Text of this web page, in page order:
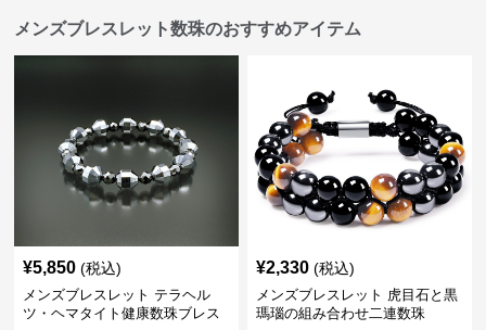
メンズブレスレット数珠のおすすめアイテム
¥5,850 (税込)
メンズブレスレット テラヘル
ツ・ヘマタイト健康数珠ブレス
¥2,330 (税込)
メンズブレスレット 虎目石と黒
瑪瑙の組み合わせ二連数珠